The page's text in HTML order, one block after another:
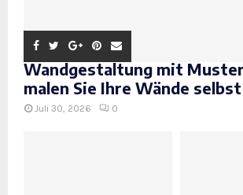
Wandgestaltung mit
malen Sie Ihre Wände
Juli 30, 2026 0